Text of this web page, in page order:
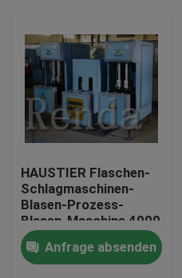
Produkte
Über uns
Fabrik-Ausflug
Qualitätskontrolle
Treten Sie mit uns in
HAUSTIER Flaschen-
Schlagmaschinen-
Blasen-Prozess-
Blasen-Maschine 4000
BPH
Anfrage absenden